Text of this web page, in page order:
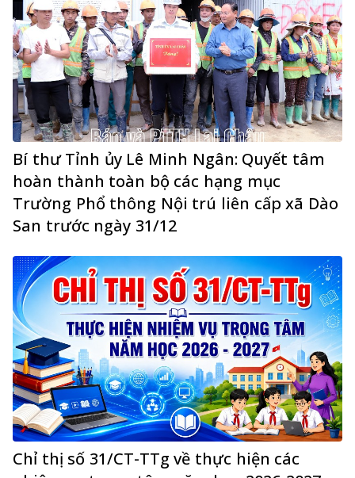
Bí thư Tỉnh ủy Lê Minh Ngân: Quyết tâm
hoàn thành toàn bộ các hạng mục
Trường Phổ thông Nội trú liên cấp xã Dào
San trước ngày 31/12
Chỉ thị số 31/CT-TTg về thực hiện các